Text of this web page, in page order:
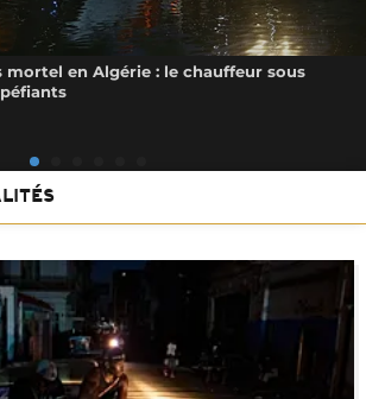
mortel en Algérie : le chauffeur sous